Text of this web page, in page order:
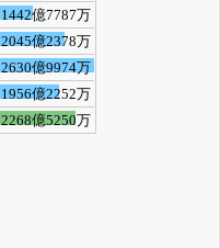
1442億7787万
2045億2378万
2630億9974万
1956億2252万
2268億5250万